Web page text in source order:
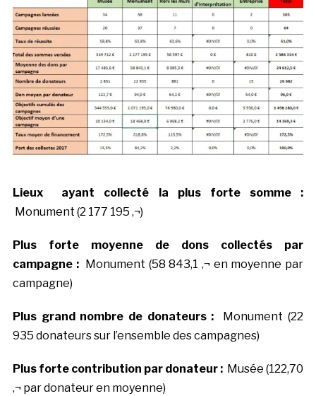
Lieux ayant collecté la plus forte somme :
Monument (2 177 195 ‚¬)
Plus forte moyenne de dons collectés par
campagne :Monument (58 843,1 ‚¬ en moyenne par
campagne)
Plus grand nombre de donateurs :
Monument (22
935 donateurs sur l’ensemble des campagnes)
Plus forte contribution par donateur : Musée (122,70
‚¬ par donateur en moyenne)